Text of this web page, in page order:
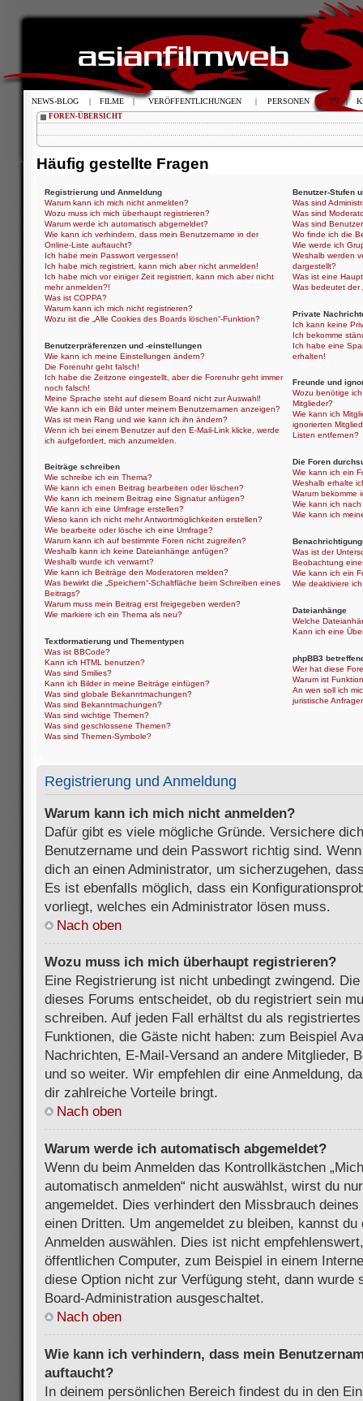
FOREN-ÜBERSICHT
Häufig gestellte Fragen
Registrierung und Anmeldung
Warum kann ich mich nicht anmelden?
Wozu muss ich mich überhaupt registrieren?
Warum werde ich automatisch abgemeldet?
Wie kann ich verhindern, dass mein Benutzername in der
Online-Liste auftaucht?
Ich habe mein Passwort vergessen!
Ich habe mich registriert, kann mich aber nicht anmelden!
Ich habe mich vor einiger Zeit registriert, kann mich aber nicht
mehr anmelden?!
Was ist COPPA?
Warum kann ich mich nicht registrieren?
Wozu ist die „Alle Cookies des Boards löschen“-Funktion?
Benutzerpräferenzen und -einstellungen
Wie kann ich meine Einstellungen ändern?
Die Forenuhr geht falsch!
Ich habe die Zeitzone eingestellt, aber die Forenuhr geht immer
noch falsch!
Meine Sprache steht auf diesem Board nicht zur Auswahl!
Wie kann ich ein Bild unter meinem Benutzernamen anzeigen?
Was ist mein Rang und wie kann ich ihn ändern?
Wenn ich bei einem Benutzer auf den E-Mail-Link klicke, werde
ich aufgefordert, mich anzumelden.
Beiträge schreiben
Wie schreibe ich ein Thema?
Wie kann ich einen Beitrag bearbeiten oder löschen?
Wie kann ich meinem Beitrag eine Signatur anfügen?
Wie kann ich eine Umfrage erstellen?
Wieso kann ich nicht mehr Antwortmöglichkeiten erstellen?
Wie bearbeite oder lösche ich eine Umfrage?
Warum kann ich auf bestimmte Foren nicht zugreifen?
Weshalb kann ich keine Dateianhänge anfügen?
Weshalb wurde ich verwarnt?
Wie kann ich Beiträge den Moderatoren melden?
Was bewirkt die „Speichern“-Schaltfläche beim Schreiben eines
Beitrags?
Warum muss mein Beitrag erst freigegeben werden?
Wie markiere ich ein Thema als neu?
Textformatierung und Thementypen
Was ist BBCode?
Kann ich HTML benutzen?
Was sind Smilies?
Kann ich Bilder in meine Beiträge einfügen?
Was sind globale Bekanntmachungen?
Was sind Bekanntmachungen?
Was sind wichtige Themen?
Was sind geschlossene Themen?
Was sind Themen-Symbole?
Benutzer-Stufen
Was sind
Was sind
Was sind
Wo finde ich die
Wie werde ich
Weshalb werden
dargestellt?
Was ist eine
Was bedeutet der
Private
Ich kann keine
Ich bekomme
Ich habe eine
erhalten!
Freunde und
Wozu benötige
Mitglieder?
Wie kann ich
ignorierten
Listen entfernen?
Die Foren
Wie kann ich ein
Weshalb erhalte
Warum bekomme
Wie kann ich
Wie kann ich
Was ist der
Beobachtung
Wie kann ich ein
Wie deaktiviere
Dateianhänge
Welche
Kann ich eine
phpBB3
Wer hat diese
Warum ist
An wen soll ich
juristische
Registrierung und Anmeldung
Warum kann ich mich nicht anmelden?
Dafür gibt es viele mögliche Gründe. Versichere
Benutzername und dein Passwort richtig sind.
dich an einen Administrator, um sicherzugehen,
Es ist ebenfalls möglich, dass ein
vorliegt, welches ein Administrator lösen muss.
Nach oben
Wozu muss ich mich überhaupt registrieren?
Eine Registrierung ist nicht unbedingt zwingend.
dieses Forums entscheidet, ob du registriert sein
schreiben. Auf jeden Fall erhältst du als
Funktionen, die Gäste nicht haben: zum Beispiel
Nachrichten, E-Mail-Versand an andere Mitglieder,
und so weiter. Wir empfehlen dir eine Anmeldung,
dir zahlreiche Vorteile bringt.
Nach oben
Warum werde ich automatisch abgemeldet?
Wenn du beim Anmelden das Kontrollkästchen
automatisch anmelden“ nicht auswählst, wirst du
angemeldet. Dies verhindert den Missbrauch
einen Dritten. Um angemeldet zu bleiben, kannst
Anmelden auswählen. Dies ist nicht
öffentlichen Computer, zum Beispiel in einem
diese Option nicht zur Verfügung steht, dann wurde
Board-Administration ausgeschaltet.
Nach oben
Wie kann ich verhindern, dass mein
auftaucht?
In deinem persönlichen Bereich findest du in den
NEWS-BLOG | FILME | VERÖFFENTLICHUNGEN | PERSONEN | TV |